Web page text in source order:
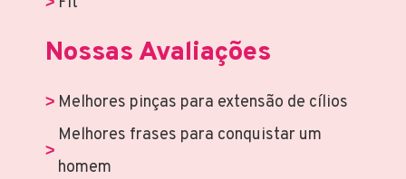
Nossas Avaliações
Melhores pinças para extensão de cílios
Melhores frases para conquistar um
homem